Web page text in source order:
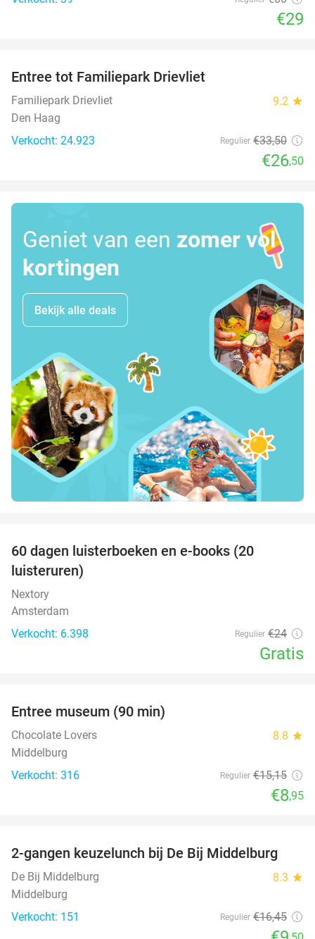
€29
Entree tot Familiepark Drievliet
Familiepark Drievliet 9.2 star
Den Haag
Verkocht: 24.923
Regulier €33,50
€26,50
Geniet van een zomer vol
kortingen
Bekijk alle deals
60 dagen luisterboeken en e-books (20
luisteruren)
Nextory
Amsterdam
Verkocht: 6.398
Regulier €24
Gratis
Entree museum (90 min)
Chocolate Lovers 8.8 star
Middelburg
Verkocht: 316
Regulier €15,15
€8,95
42%
2-gangen keuzelunch bij De Bij Middelburg
De Bij Middelburg 8.3 star
Middelburg
Verkocht: 151
Regulier €16,45